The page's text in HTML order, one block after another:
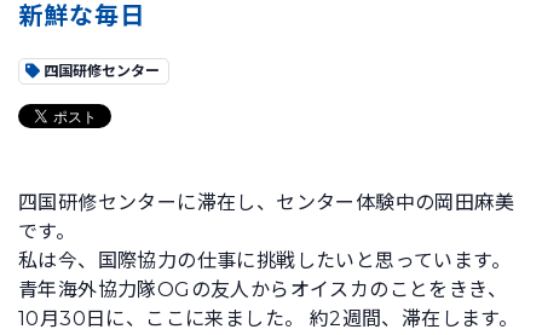
新鮮な毎日
四国研修センター
四国研修センターに滞在し、センター体験中の岡田麻美
です。
私は今、国際協力の仕事に挑戦したいと思っています。
青年海外協力隊OGの友人からオイスカのことをきき、
10月30日に、ここに来ました。 約2週間、滞在します。